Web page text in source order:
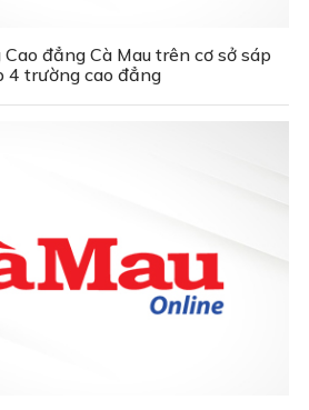
đẳng Cà Mau trên cơ sở sáp
4 trường cao đẳng